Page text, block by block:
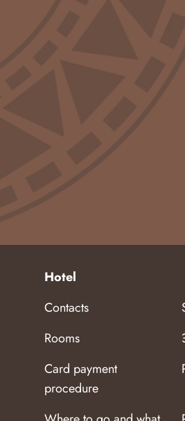
Hotel
Contacts
Rooms
Card payment
procedure